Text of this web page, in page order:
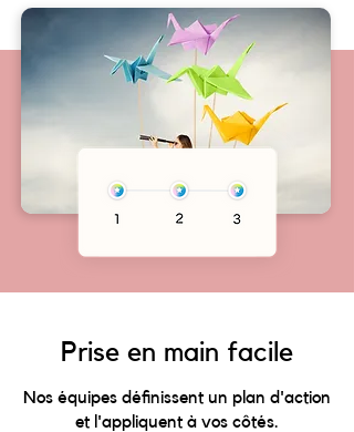
Prise en main facile
Nos équipes définissent un plan d'action
et l'appliquent à vos côtés.